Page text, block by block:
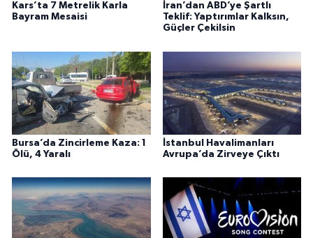
Kars’ta 7 Metrelik Karla
Bayram Mesaisi
İran’dan ABD’ye Şartlı
Teklif: Yaptırımlar Kalksın,
Güçler Çekilsin
Bursa’da Zincirleme Kaza: 1
Ölü, 4 Yaralı
İstanbul Havalimanları
Avrupa’da Zirveye Çıktı